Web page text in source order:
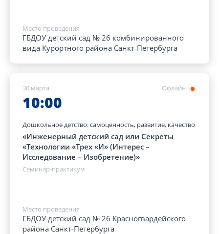
Место проведения
ГБДОУ детский сад № 26 комбинированного
вида Курортного района Санкт-Петербурга
Офлайн
30 марта
10:00
Дошкольное детство: самоценность, развитие, качество
«Инженерный детский сад или Секреты
«Технологии «Трех «И» (Интерес –
Исследование – Изобретение)»
Семинар-практикум
Место проведения
ГБДОУ детский сад № 26 Красногвардейского
района Санкт-Петербурга